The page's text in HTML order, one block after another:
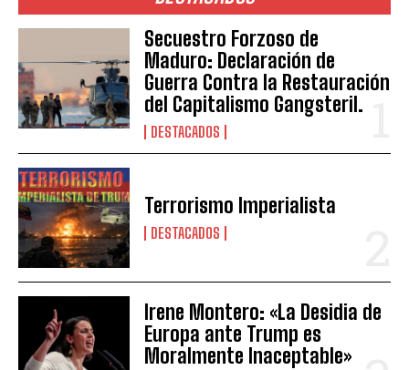
Secuestro Forzoso de
Maduro: Declaración de
Guerra Contra la Restauración
del Capitalismo Gangsteril.
DESTACADOS
Terrorismo Imperialista
DESTACADOS
Irene Montero: «La Desidia de
Europa ante Trump es
Moralmente Inaceptable»